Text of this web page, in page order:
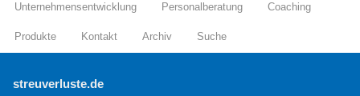
Unternehmensentwicklung Personalberatung Coaching
Produkte Kontakt Archiv Suche
streuverluste.de